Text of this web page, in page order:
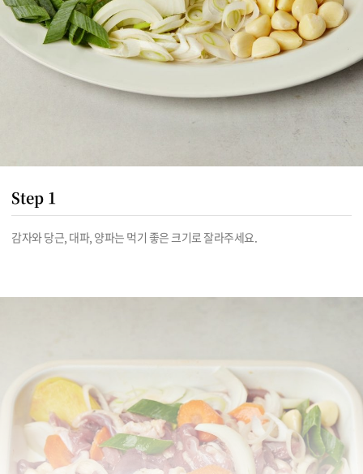
Step 1
감자와 당근, 대파, 양파는 먹기 좋은 크기로 잘라주세요.